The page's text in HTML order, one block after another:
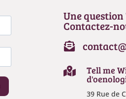
Une question
Contactez-

 Tell me
39 Rue de
la conformité avec